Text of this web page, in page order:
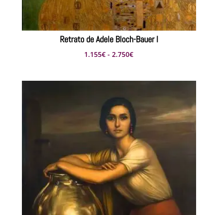
Retrato de Adele Bloch-Bauer I
1.155€ - 2.750€Rango
precios:
2.750€